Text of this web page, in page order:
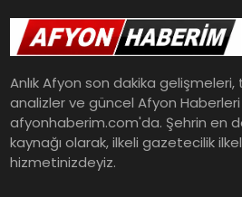
Anlık Afyon son dakika gelişmeleri,
analizler ve güncel Afyon Haberleri
afyonhaberim.com'da. Şehrin en
kaynağı olarak, ilkeli gazetecilik
hizmetinizdeyiz.